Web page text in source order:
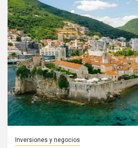
Inversiones y negocios